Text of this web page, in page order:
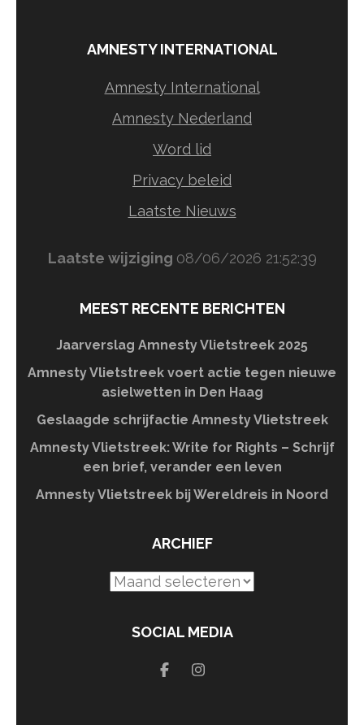
AMNESTY INTERNATIONAL
Amnesty International
Amnesty Nederland
Word lid
Privacy beleid
Laatste Nieuws
Laatste wijziging 08/06/2026 21:52:39
MEEST RECENTE BERICHTEN
Jaarverslag Amnesty Vlietstreek 2025
Amnesty Vlietstreek voert actie tegen nieuwe
asielwetten in Den Haag
Geslaagde schrijfactie Amnesty Vlietstreek
Amnesty Vlietstreek: Write for Rights – Schrijf
een brief, verander een leven
Amnesty Vlietstreek bij Wereldreis in Noord
ARCHIEF
Archief
SOCIAL MEDIA